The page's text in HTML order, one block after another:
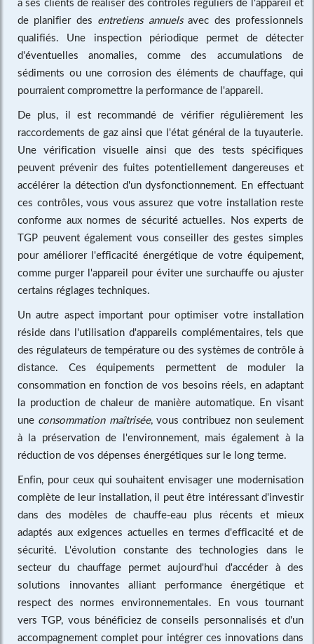
de planifier des entretiens annuelsavec des professionnels
qualifiés. Une inspection périodique permet de détecter
d'éventuelles anomalies, comme des accumulations de
sédiments ou une corrosion des éléments de chauffage, qui
pourraient compromettre la performance de l'appareil.
De plus, il est recommandé de vérifier régulièrement les
raccordements de gaz ainsi que l'état général de la tuyauterie.
Une vérification visuelle ainsi que des tests spécifiques
peuvent prévenir des fuites potentiellement dangereuses et
accélérer la détection d'un dysfonctionnement. En effectuant
ces contrôles, vous vous assurez que votre installation reste
conforme aux normes de sécurité actuelles. Nos experts de
TGP peuvent également vous conseiller des gestes simples
pour améliorer l'efficacité énergétique de votre équipement,
comme purger l'appareil pour éviter une surchauffe ou ajuster
certains réglages techniques.
Un autre aspect important pour optimiser votre installation
réside dans l'utilisation d'appareils complémentaires, tels que
des régulateurs de température ou des systèmes de contrôle à
distance. Ces équipements permettent de moduler la
consommation en fonction de vos besoins réels, en adaptant
la production de chaleur de manière automatique. En visant
une consommation maîtrisée, vous contribuez non seulement
à la préservation de l'environnement, mais également à la
réduction de vos dépenses énergétiques sur le long terme.
Enfin, pour ceux qui souhaitent envisager une modernisation
complète de leur installation, il peut être intéressant d'investir
dans des modèles de chauffe-eau plus récents et mieux
adaptés aux exigences actuelles en termes d'efficacité et de
sécurité. L'évolution constante des technologies dans le
secteur du chauffage permet aujourd'hui d'accéder à des
solutions innovantes alliant performance énergétique et
respect des normes environnementales. En vous tournant
vers TGP, vous bénéficiez de conseils personnalisés et d'un
accompagnement complet pour intégrer ces innovations dans